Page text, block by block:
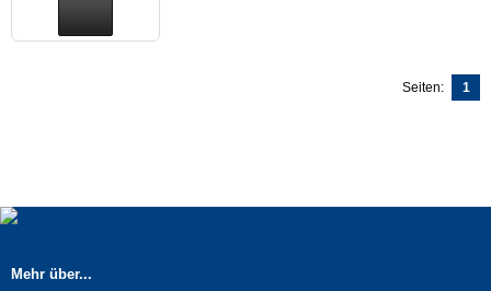
Seiten: 1
Mehr über...